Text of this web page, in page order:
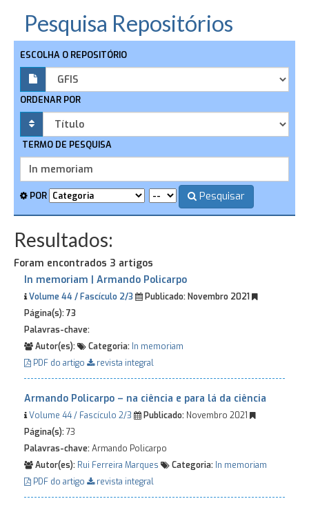
Pesquisa Repositórios
ESCOLHA O REPOSITÓRIO
ORDENAR POR
TERMO DE PESQUISA
POR Pesquisar
Resultados:
Foram encontrados 3 artigos
In memoriam | Armando Policarpo
Volume 44 / Fascículo 2/3 Publicado: Novembro 2021
Página(s):73
Palavras-chave:
Autor(es):
Categoria: In memoriam
PDF do artigo
revista integral
Armando Policarpo – na ciência e para lá da ciência
Volume 44 / Fascículo 2/3 Publicado: Novembro 2021
Página(s):73
Palavras-chave:Armando Policarpo
Autor(es): Rui Ferreira Marques Categoria: In memoriam
PDF do artigo
revista integral